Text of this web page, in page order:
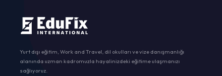
Yurt dışı eğitim, Work and Travel, dil okulları ve vize danışmanlığı
alanında uzman kadromuzla hayalinizdeki eğitime ulaşmanızı
sağlıyoruz.